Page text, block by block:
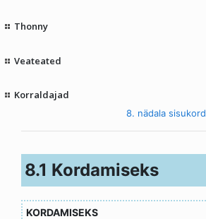
Thonny
Veateated
Korraldajad
8. nädala sisukord
8.1 Kordamiseks
KORDAMISEKS